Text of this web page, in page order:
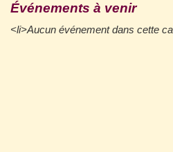
Événements à venir
<li>Aucun événement dans cette